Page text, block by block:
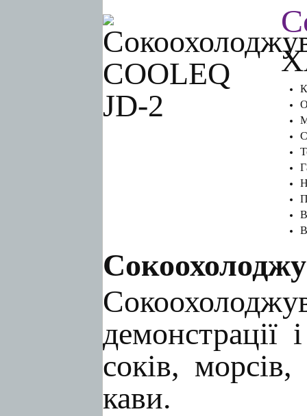
демонстрації
соків,
кави.